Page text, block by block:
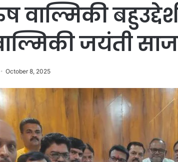
वाल्मिकी
जयंती
October 8, 2025